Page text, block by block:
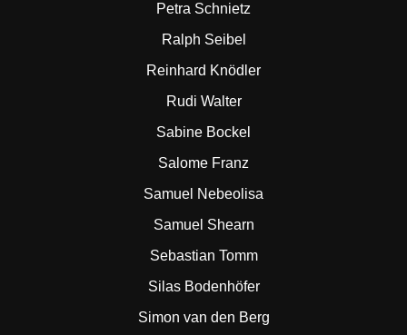
Petra Schnietz
Ralph Seibel
Reinhard Knödler
Rudi Walter
Sabine Bockel
Salome Franz
Samuel Nebeolisa
Samuel Shearn
Sebastian Tomm
Silas Bodenhöfer
Simon van den Berg